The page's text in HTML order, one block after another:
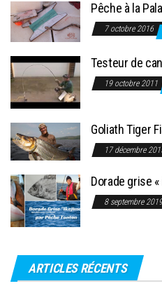
Pêche à la
7 octobre 2016
Testeur de
19 octobre 2011
Goliath Tiger
17 décembre
Dorade grise
8 septembre
ARTICLES RÉCENTS